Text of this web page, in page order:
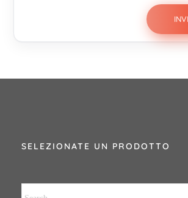
SELEZIONATE UN PRODOTTO